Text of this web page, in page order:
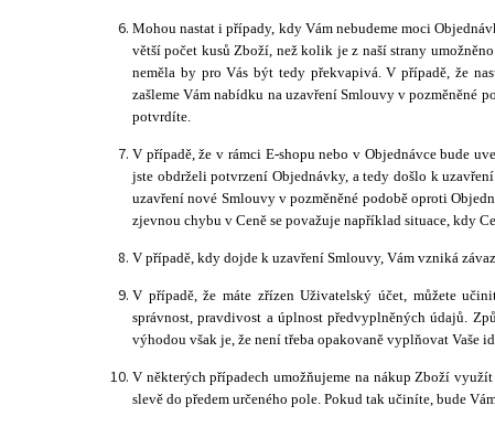
Mohou nastat i případy, kdy Vám nebudeme moci
větší počet kusů Zboží, než kolik je z naší strany
neměla by pro Vás být tedy překvapivá. V případě, že
zašleme Vám nabídku na uzavření Smlouvy v pozměněné
potvrdíte.
V případě, že v rámci E-shopunebo v Objednávce bude
jste obdrželi potvrzení Objednávky, a tedy došlo k
uzavření nové Smlouvy v pozměněné podobě oproti
zjevnou chybu v Ceně se považuje například situace, kdy
V případě, kdy dojde k uzavření Smlouvy, Vám vzniká
V případě, že máte zřízen Uživatelský účet, můžete
správnost, pravdivost a úplnost předvyplněných údajů.
výhodou však je, že není třeba opakovaně vyplňovat Vaše
V některých případech umožňujeme na nákup Zboží
slevě do předem určeného pole. Pokud tak učiníte, bude